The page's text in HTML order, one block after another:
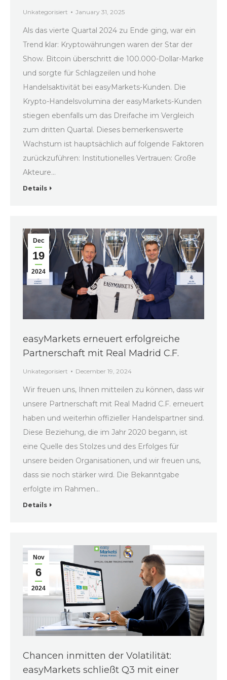
Unkategorisiert January 31, 2025
Als das vierte Quartal 2024 zu Ende ging, war ein
Trend klar: Kryptowährungen waren der Star der
Show. Bitcoin überschritt die 100.000-Dollar-Marke
und sorgte für Schlagzeilen und hohe
Handelsaktivität bei easyMarkets-Kunden. Die
Krypto-Handelsvolumina der easyMarkets-Kunden
stiegen ebenfalls um das Dreifache im Vergleich
zum dritten Quartal. Dieses bemerkenswerte
Wachstum ist hauptsächlich auf folgende Faktoren
zurückzuführen: Institutionelles Vertrauen: Große
Akteure…
Details
Dec
19
2024
easyMarkets erneuert erfolgreiche
Partnerschaft mit Real Madrid C.F.
Unkategorisiert December 19, 2024
Wir freuen uns, Ihnen mitteilen zu können, dass wir
unsere Partnerschaft mit Real Madrid C.F. erneuert
haben und weiterhin offizieller Handelspartner sind.
Diese Beziehung, die im Jahr 2020 begann, ist
eine Quelle des Stolzes und des Erfolges für
unsere beiden Organisationen, und wir freuen uns,
dass sie noch stärker wird. Die Bekanntgabe
erfolgte im Rahmen…
Details
Nov
6
2024
Chancen inmitten der Volatilität:
easyMarkets schließt Q3 mit einer